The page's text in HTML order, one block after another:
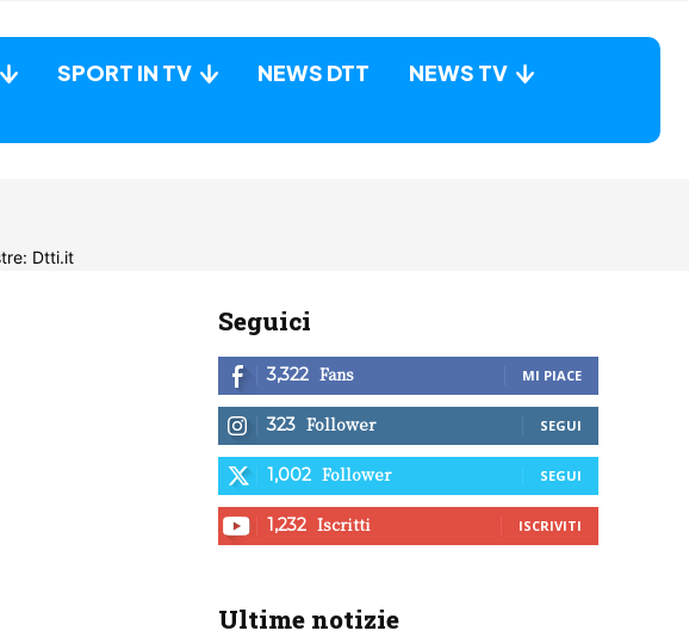
SPORT IN TV NEWS DTT
NEWS TV
Seguici
3,322 Fans MI PIACE
323 Follower SEGUI
1,002 Follower SEGUI
1,232 Iscritti ISCRIVITI
Ultime notizie